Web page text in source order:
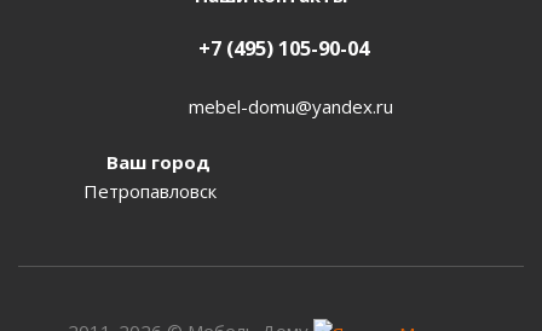
+7 (495) 105-90-04
mebel-domu@yandex.ru
Ваш город
Петропавловск